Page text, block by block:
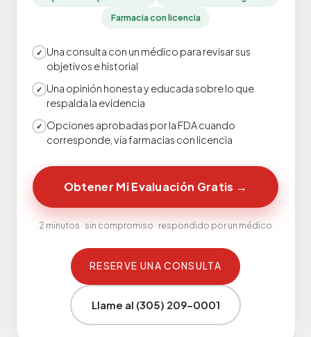
Farmacia con licencia
✓
Una consulta con un médico para revisar sus
objetivos e historial
✓
Una opinión honesta y educada sobre lo que
respalda la evidencia
✓
Opciones aprobadas por la FDA cuando
corresponde, vía farmacias con licencia
Obtener Mi Evaluación Gratis →
2 minutos · sin compromiso · respondido por un médico
RESERVE UNA CONSULTA
Llame al (305) 209-0001